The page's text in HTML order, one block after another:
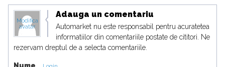
Modifica
avatar
Adauga un comentariu
Automarket nu este responsabil pentru acuratetea
informatiilor din comentariile postate de cititori. Ne
rezervam dreptul de a selecta comentariile.